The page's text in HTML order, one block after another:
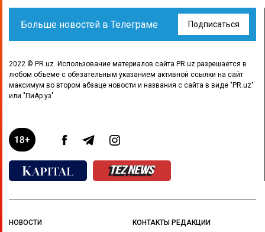
Больше новостей в Телеграме Подписаться
2022 © PR.uz. Использование материалов сайта PR.uz разрешается в
любом объеме с обязательным указанием активной ссылки на сайт
максимум во втором абзаце новости и названия с сайта в виде "PR.uz"
или "ПиАр.уз"
НОВОСТИ КОНТАКТЫ РЕДАКЦИИ